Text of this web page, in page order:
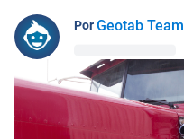
PorGeotab Team